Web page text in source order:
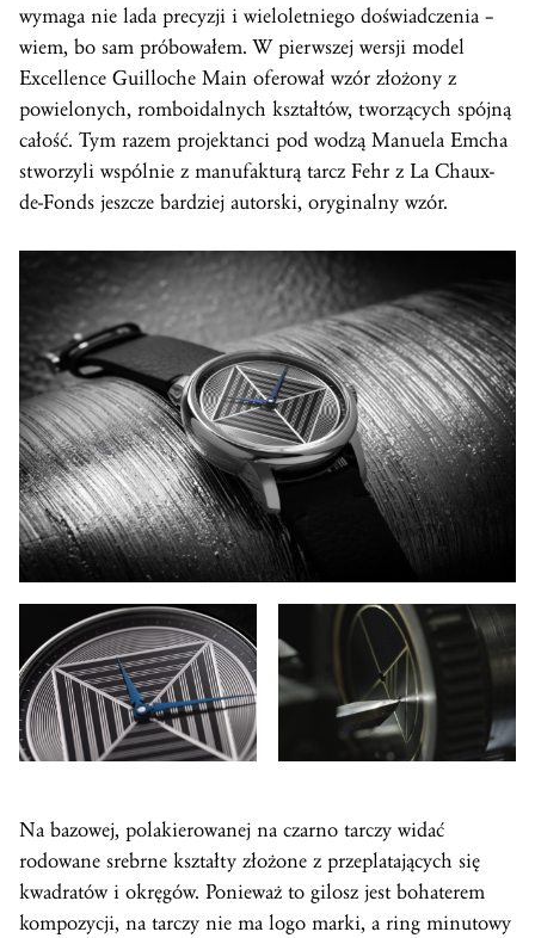
wymaga nie lada precyzji i wieloletniego doświadczenia –
wiem, bo sam próbowałem. W pierwszej wersji model
Excellence Guilloche Main oferował wzór złożony z
powielonych, romboidalnych kształtów, tworzących spójną
całość. Tym razem projektanci pod wodzą Manuela Emcha
stworzyli wspólnie z manufakturą tarcz Fehr z La Chaux-
de-Fonds jeszcze bardziej autorski, oryginalny wzór.
Na bazowej, polakierowanej na czarno tarczy widać
rodowane srebrne kształty złożone z przeplatających się
kwadratów i okręgów. Ponieważ to gilosz jest bohaterem
kompozycji, na tarczy nie ma logo marki, a ring minutowy